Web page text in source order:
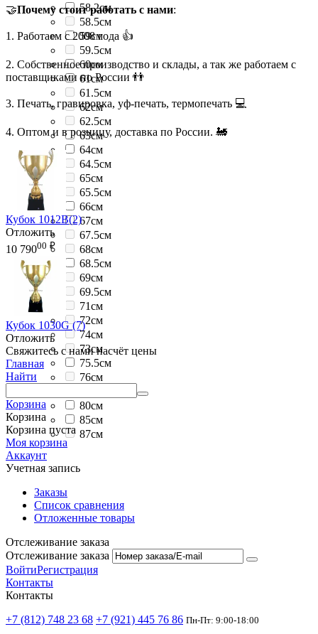
58.2см
58.5см
59см
59.5см
60см
61см
61.5см
62см
62.5см
63см
64см
64.5см
65см
65.5см
66см
67см
67.5см
68см
68.5см
69см
69.5см
71см
72см
74см
73см
75.5см
76см
80см
85см
87см
🤝Почему стоит работать с нами:
1. Работаем с 2008 года 👍
2. Собственное производство и склады, а так же работаем с
поставщиками по России 👬
3. Печать, гравировка, уф-печать, термопечать 💻
4. Оптом и в розницу, доставка по России. 🚂
Кубок 1012B(2)
Отложить
10 79000 ₽
Кубок 1030G (7)
Отложить
Свяжитесь с нами насчёт цены
Главная
Найти
Корзина
Корзина
Корзина пуста
Моя корзина
Аккаунт
Учетная запись
Заказы
Список сравнения
Отложенные товары
Отслеживание заказа
Отслеживание заказа
ВойтиРегистрация
Контакты
Контакты
+7 (812) 748 23 68 +7 (921) 445 76 86 Пн-Пт: 9:00-18:00